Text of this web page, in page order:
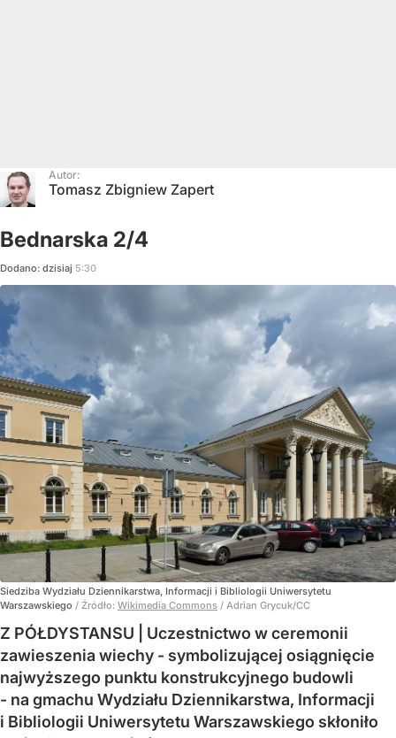
Autor:
Tomasz Zbigniew Zapert
Bednarska 2/4
Dodano: dzisiaj 5:30
Siedziba Wydziału Dziennikarstwa, Informacji i Bibliologii Uniwersytetu
Warszawskiego / Źródło: Wikimedia Commons / Adrian Grycuk/CC
Z PÓŁDYSTANSU | Uczestnictwo w ceremonii
zawieszenia wiechy - symbolizującej osiągnięcie
najwyższego punktu konstrukcyjnego budowli
- na gmachu Wydziału Dziennikarstwa, Informacji
i Bibliologii Uniwersytetu Warszawskiego skłoniło